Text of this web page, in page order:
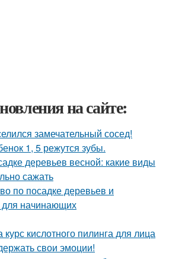
на сайте:
замечательный сосед!
1, 5 режутся зубы.
деревьев весной: какие виды
сажать
по посадке деревьев и
для начинающих
кислотного пилинга для лица
свои эмоции!